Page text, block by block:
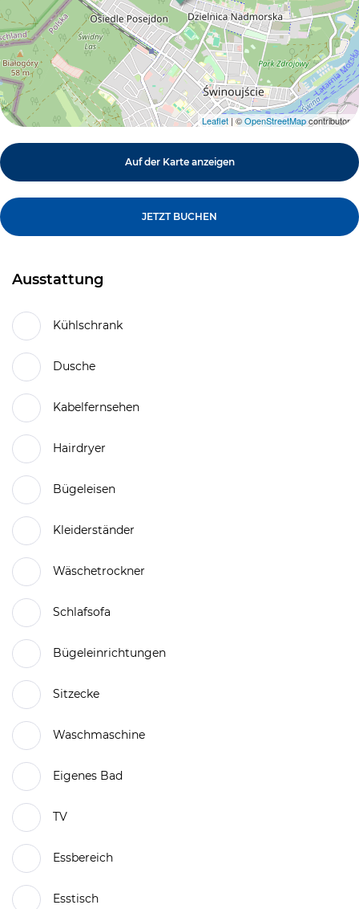
Leaflet | ©OpenStreetMapcontributors
Auf der Karte anzeigen
JETZT BUCHEN
Ausstattung
Kühlschrank
Dusche
Kabelfernsehen
Hairdryer
Bügeleisen
Kleiderständer
Wäschetrockner
Schlafsofa
Bügeleinrichtungen
Sitzecke
Waschmaschine
Eigenes Bad
TV
Essbereich
Esstisch